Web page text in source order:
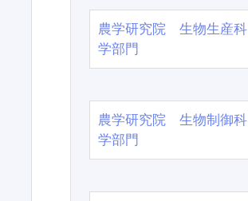
農学研究院 生物生産科
学部門
農学研究院 生物制御科
学部門